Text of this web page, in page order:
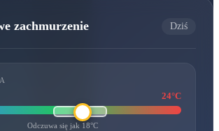
zachmurzenie Dziś
24°C
Odczuwa się jak 18°C